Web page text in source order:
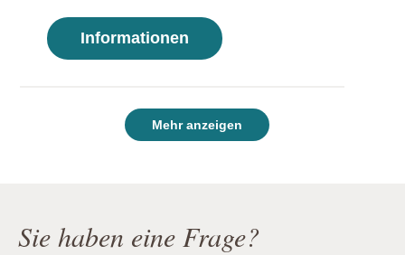
Informationen
Mehr anzeigen
Sie haben eine Frage?